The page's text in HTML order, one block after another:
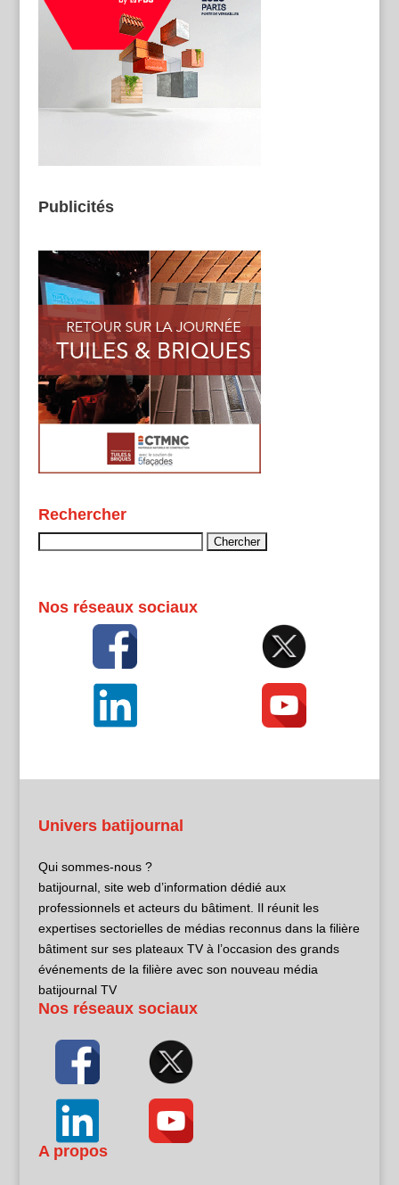
Publicités
Rechercher
Nos réseaux sociaux
Univers batijournal
Qui sommes-nous ?
batijournal, site web d’information dédié aux
professionnels et acteurs du bâtiment. Il réunit les
expertises sectorielles de médias reconnus dans la filière
bâtiment sur ses plateaux TV à l’occasion des grands
événements de la filière avec son nouveau média
batijournal TV
Nos réseaux sociaux
A propos